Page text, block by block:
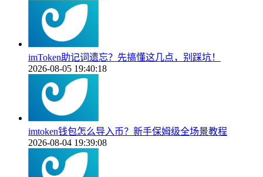
imToken助记词遗忘？先搞懂这几点，别踩坑！
2026-08-05 19:40:18
imtoken钱包怎么导入币？新手保姆级全场景教程
2026-08-04 19:39:08